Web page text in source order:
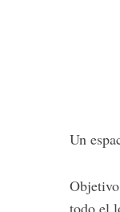
Un
todo el